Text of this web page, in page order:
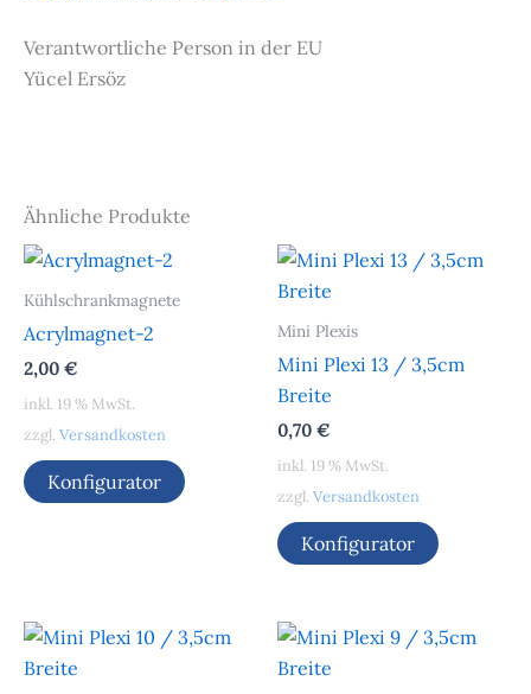
Verantwortliche Person in der EU
Yücel Ersöz
Ähnliche Produkte
Kühlschrankmagnete
Acrylmagnet-2
2,00 €
inkl. 19 % MwSt.
zzgl. Versandkosten
Konfigurator
Mini Plexis
Mini Plexi 13 / 3,5cm
Breite
0,70 €
inkl. 19 % MwSt.
zzgl. Versandkosten
Konfigurator